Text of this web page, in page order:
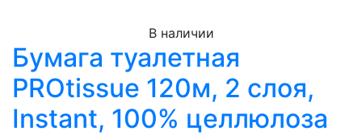
В наличии
Бумага туалетная
PROtissue 120м, 2 слоя,
Instant, 100% целлюлоза